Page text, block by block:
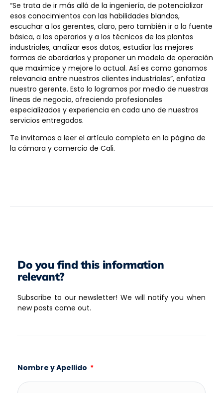
“Se trata de ir más allá de la ingeniería, de potencializar
esos conocimientos con las habilidades blandas,
escuchar a los gerentes, claro, pero también ir a la fuente
básica, a los operarios y a los técnicos de las plantas
industriales, analizar esos datos, estudiar las mejores
formas de abordarlos y proponer un modelo de operación
que maximice y mejore lo actual. Así es como ganamos
relevancia entre nuestros clientes industriales”, enfatiza
nuestro gerente. Esto lo logramos por medio de nuestras
líneas de negocio, ofreciendo profesionales
especializados y experiencia en cada uno de nuestros
servicios entregados.
Te invitamos a leer el artículo completo en la página de
la cámara y comercio de Cali.
Do you find this information
relevant?
Subscribe to our newsletter! We will notify you when
new posts come out.
Nombre y Apellido